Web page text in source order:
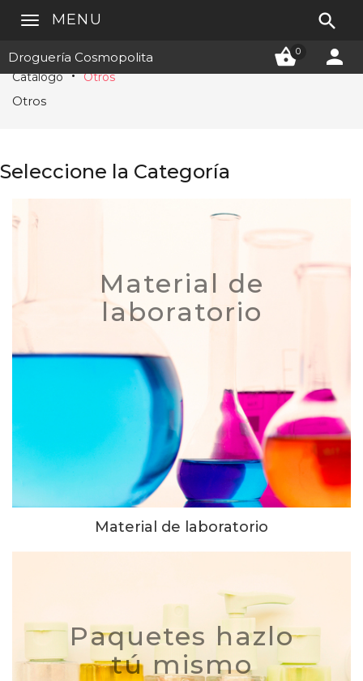
Droguería Cosmopolita 0 
MENU 
Catálogo Otros
Otros
Seleccione la Categoría
Material de
laboratorio
Material de laboratorio
Paquetes hazlo
tú mismo